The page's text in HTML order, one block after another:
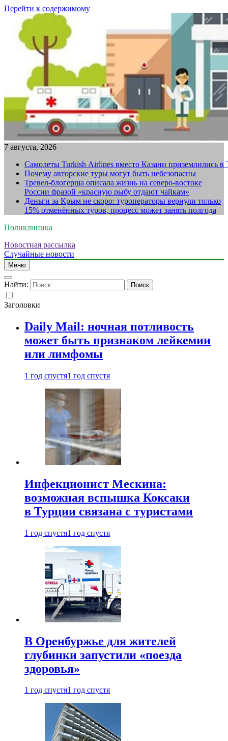
Перейти к содержимому
7 августа, 2026
Самолеты Turkish Airlines вместо Казани приземлились в
Почему авторские туры могут быть небезопасны
Тревел-блогерша описала жизнь на северо-востоке
России фразой «красную рыбу отдают чайкам»
Деньги за Крым не скоро: туроператоры вернули только
15% отменённых туров, процесс может занять полгода
Поликлиника
Новостная рассылка
Случайные новости
Меню
Найти:
Заголовки
Daily Mail: ночная потливость
может быть признаком лейкемии
или лимфомы
1 год спустя1 год спустя
Инфекционист Мескина:
возможная вспышка Коксаки
в Турции связана с туристами
1 год спустя1 год спустя
В Оренбуржье для жителей
глубинки запустили «поезда
здоровья»
1 год спустя1 год спустя